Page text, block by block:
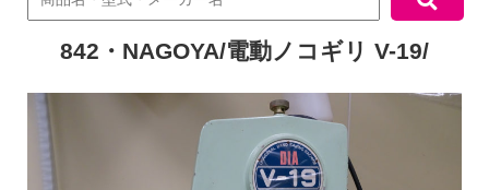
842・NAGOYA/電動ノコギリ V-19/